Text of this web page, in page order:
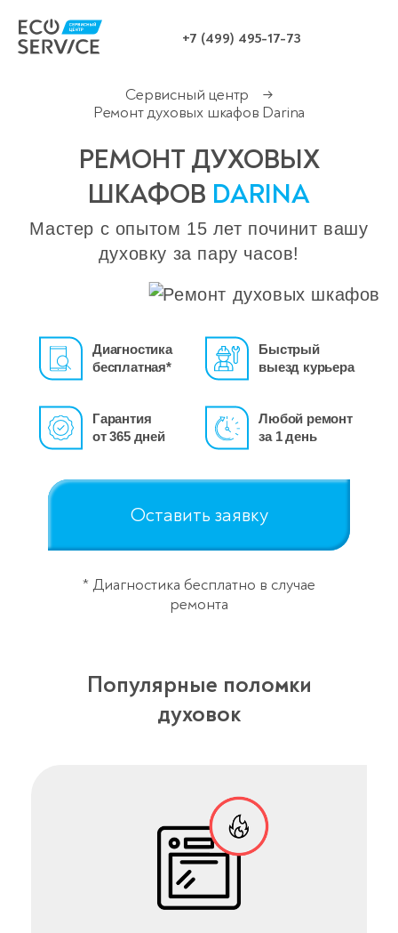
+7 (499) 495-17-73
Сервисный центр
→
Ремонт духовых шкафов Darina
РЕМОНТ ДУХОВЫХ
ШКАФОВ DARINA
Мастер с опытом 15 лет починит вашу
духовку за пару часов!
Диагностика
бесплатная*
Быстрый
выезд курьера
Гарантия
от 365 дней
Любой ремонт
за 1 день
Оставить заявку
* Диагностика бесплатно в случае
ремонта
Популярные поломки
духовок